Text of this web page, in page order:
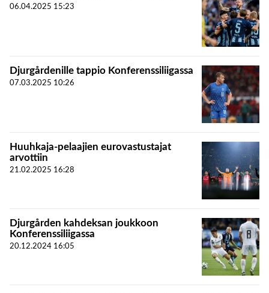
06.04.2025 15:23
Djurgårdenille tappio Konferenssiliigassa
07.03.2025 10:26
Huuhkaja-pelaajien eurovastustajat
arvottiin
21.02.2025 16:28
Djurgården kahdeksan joukkoon
Konferenssiliigassa
20.12.2024 16:05